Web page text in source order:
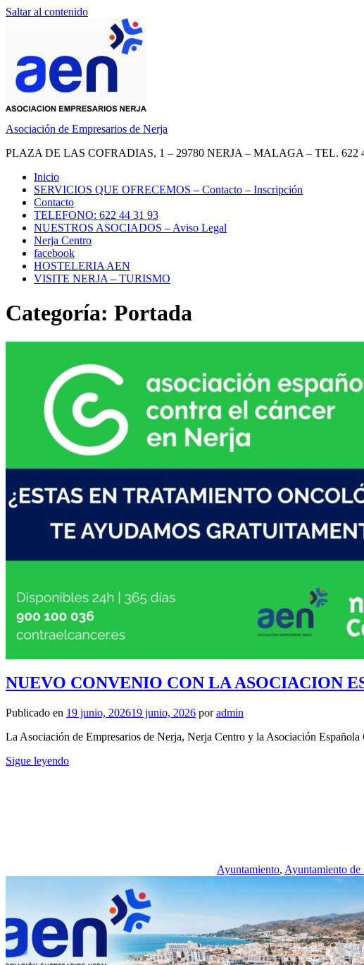
Saltar al contenido
Asociación de Empresarios de Nerja
PLAZA DE LAS COFRADIAS, 1 – 29780 NERJA – MALAGA – TEL. 622
Inicio
SERVICIOS QUE OFRECEMOS – Contacto – Inscripción
Contacto
TELEFONO: 622 44 31 93
NUESTROS ASOCIADOS – Aviso Legal
Nerja Centro
facebook
HOSTELERIA AEN
VISITE NERJA – TURISMO
Categoría: Portada
NUEVO CONVENIO CON LA ASOCIACION
Publicado en 19 junio, 202619 junio, 2026 poradmin
La Asociación de Empresarios de Nerja, Nerja Centro y la Asociación
Sigue leyendo
Ayuntamiento, Ayuntamiento de